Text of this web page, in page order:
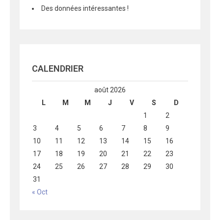
Des données intéressantes !
CALENDRIER
août 2026
L
M M J V S
D
1
2
3
4 5 6 7 8
9
10
11 12 13 14 15
16
17
18 19 20 21 22
23
24
25 26 27 28 29
30
31
« Oct